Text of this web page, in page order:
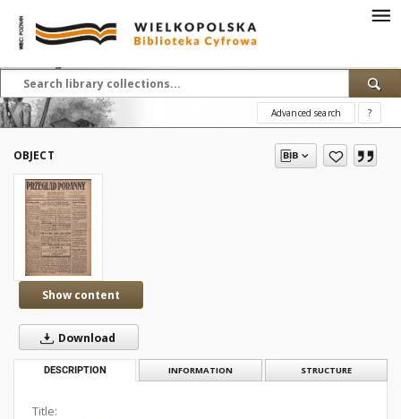
Advanced search ?
OBJECT
Show content
Download
DESCRIPTION INFORMATION STRUCTURE
Title: